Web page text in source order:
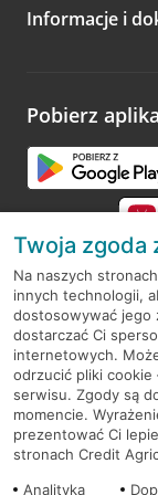
Zachęcamy do
opinie.
Informacje i
Pobierz
RODO
Regulamin
Mapa serwisu
PolitykaCookies
Twoja zgoda
Na naszych
innych technologii,
dostosowywać jego
dostarczać Ci
internetowych.
odrzucić pliki cookie
serwisu. Zgody są
momencie.
prezentować Ci
stronach Credit
Analityka